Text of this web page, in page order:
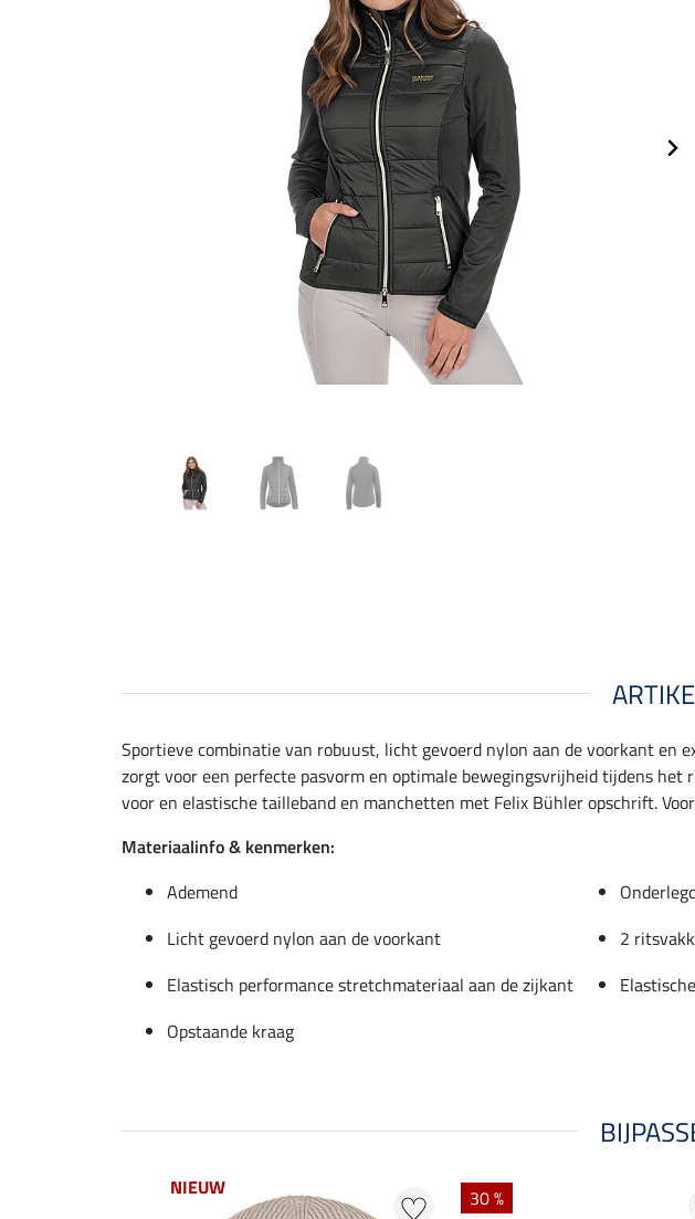
Sportieve combinatie van robuust, licht gevoerd nylon aan de voorkant
zorgt voor een perfecte pasvorm en optimale bewegingsvrijheid tijdens
voor en elastische tailleband en manchetten met Felix Bühler opschrift.
Materiaalinfo & kenmerken:
Ademend
Licht gevoerd nylon aan de voorkant
2
Elastisch performance stretchmateriaal aan de zijkant
Opstaande kraag
NIEUW 30 %